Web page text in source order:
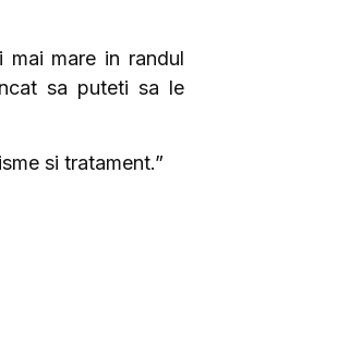
mai mare in randul
sa puteti sa le
si tratament.”